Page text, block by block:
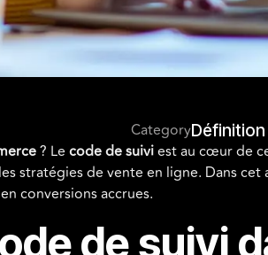
Category
? Le code de suiviest au cœur de
stratégies de vente en ligne. Dans
conversions accrues.
de suivi